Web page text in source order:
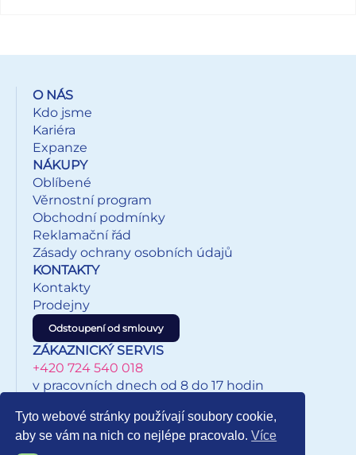
O NÁS
Kdo jsme
Kariéra
Expanze
NÁKUPY
Oblíbené
Věrnostní program
Obchodní podmínky
Reklamační řád
Zásady ochrany osobních údajů
KONTAKTY
Kontakty
Prodejny
Odstoupení od smlouvy
ZÁKAZNICKÝ SERVIS
+420 724 540 018
v pracovních dnech od 8 do 17 hodin
Tyto webové stránky používají soubory cookie,
aby se vám na nich co nejlépe pracovalo.Více